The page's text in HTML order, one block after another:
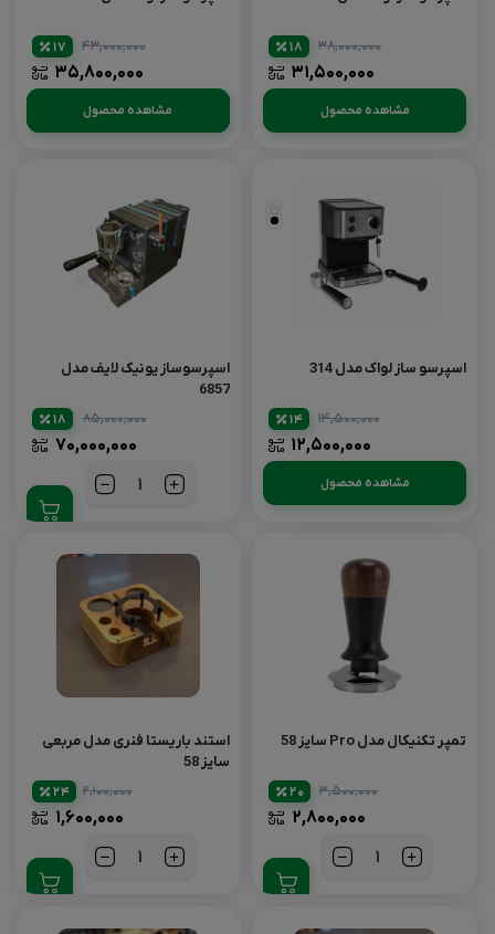
۳۸,۰۰۰,۰۰۰
۳۱,۵۰۰,۰۰۰
18
مشاهده محصول
۴۳,۰۰۰,۰۰۰
۳۵,۸۰۰,۰۰۰
17
مشاهده محصول
اسپرسو ساز لواک مدل 314
۱۴,۵۰۰,۰۰۰
۱۲,۵۰۰,۰۰۰
14
مشاهده محصول
اسپرسوساز یونیک لایف مدل
6857
۸۵,۰۰۰,۰۰۰
۷۰,۰۰۰,۰۰۰
18
تعداد
تمپر تکنیکال مدل Pro سایز 58
۳,۵۰۰,۰۰۰
۲,۸۰۰,۰۰۰
20
تعداد
استند باریستا فنری مدل مربعی
سایز 58
۲,۱۰۰,۰۰۰
۱,۶۰۰,۰۰۰
24
تعداد